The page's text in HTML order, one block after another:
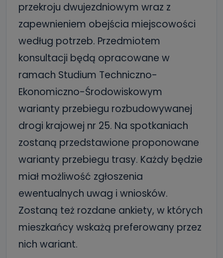
przekroju dwujezdniowym wraz z
zapewnieniem obejścia miejscowości
według potrzeb. Przedmiotem
konsultacji będą opracowane w
ramach Studium Techniczno-
Ekonomiczno-Środowiskowym
warianty przebiegu rozbudowywanej
drogi krajowej nr 25. Na spotkaniach
zostaną przedstawione proponowane
warianty przebiegu trasy. Każdy będzie
miał możliwość zgłoszenia
ewentualnych uwag i wniosków.
Zostaną też rozdane ankiety, w których
mieszkańcy wskażą preferowany przez
nich wariant.